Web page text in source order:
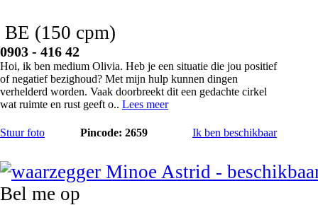
BE (150 cpm)
0903 - 416 42
Hoi, ik ben medium Olivia. Heb je een situatie die jou positief
of negatief bezighoud? Met mijn hulp kunnen dingen
verhelderd worden. Vaak doorbreekt dit een gedachte cirkel
wat ruimte en rust geeft o.. Lees meer
Stuur foto Pincode: 2659 Ik ben beschikbaar
Bel me op